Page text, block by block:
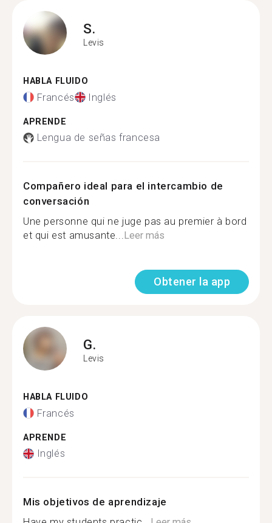
S.
Levis
HABLA FLUIDO
Francés Inglés
APRENDE
Lengua de señas francesa
Compañero ideal para el intercambio de
conversación
Une personne qui ne juge pas au premier à bord
et qui est amusante...Leer más
Obtener la app
G.
Levis
HABLA FLUIDO
Francés
APRENDE
Inglés
Mis objetivos de aprendizaje